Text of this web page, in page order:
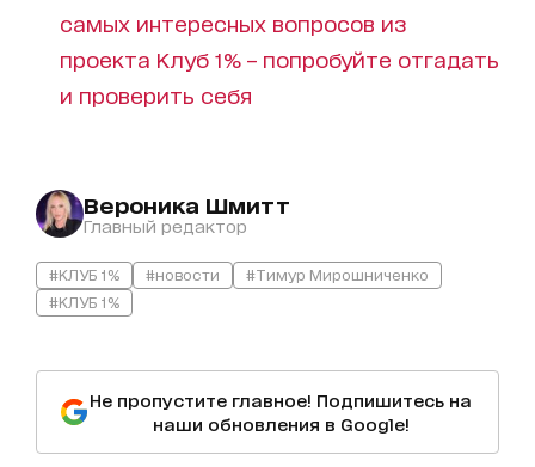
самых интересных вопросов из
проекта Клуб 1% – попробуйте отгадать
и проверить себя
Вероника Шмитт
Главный редактор
#КЛУБ 1% #новости
#Тимур Мирошниченко
#КЛУБ 1%
Не пропустите главное! Подпишитесь на
наши обновления в Google!